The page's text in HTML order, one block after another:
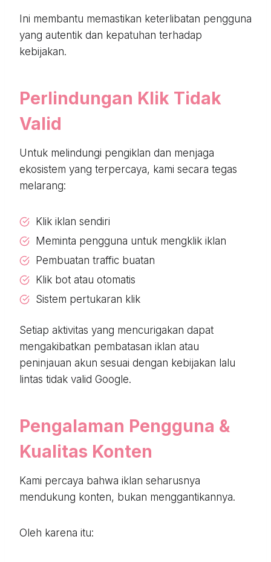
Ini membantu memastikan keterlibatan pengguna
yang autentik dan kepatuhan terhadap
kebijakan.
Perlindungan Klik Tidak
Valid
Untuk melindungi pengiklan dan menjaga
ekosistem yang terpercaya, kami secara tegas
melarang:
Klik iklan sendiri
Meminta pengguna untuk mengklik iklan
Pembuatan traffic buatan
Klik bot atau otomatis
Sistem pertukaran klik
Setiap aktivitas yang mencurigakan dapat
mengakibatkan pembatasan iklan atau
peninjauan akun sesuai dengan kebijakan lalu
lintas tidak valid Google.
Pengalaman Pengguna &
Kualitas Konten
Kami percaya bahwa iklan seharusnya
mendukung konten, bukan menggantikannya.
Oleh karena itu: